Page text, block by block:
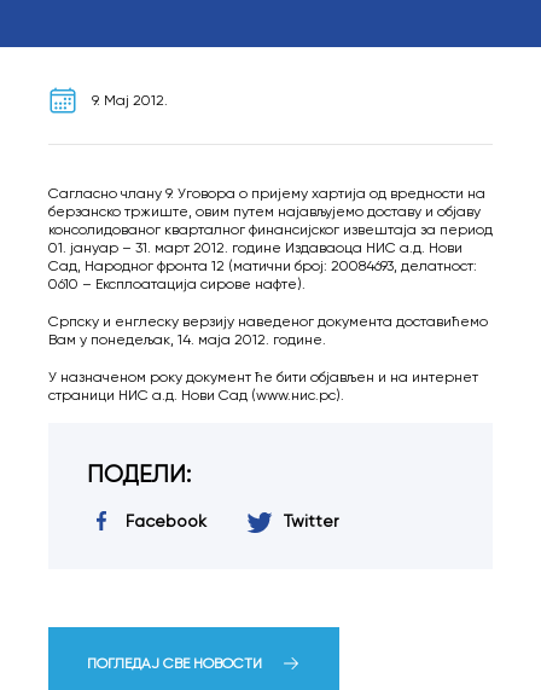
9. Мај 2012.
Сагласно члану 9. Уговора о пријему хартија од вредности на
берзанско тржиште, овим путем најављујемо доставу и објаву
консолидованог кварталног финансијског извештаја за период
01. јануар – 31. март 2012. године Издаваоца НИС а.д. Нови
Сад, Народног фронта 12 (матични број: 20084693, делатност:
0610 – Експлоатација сирове нафте).
Српску и енглеску верзију наведеног документа доставићемо
Вам у понедељак, 14. маја 2012. године.
У назначеном року документ ће бити објављен и на интернет
страници НИС а.д. Нови Сад (www.нис.рс).
ПОДЕЛИ:
Facebook Twitter
ПОГЛЕДАЈ СВЕ НОВОСТИ